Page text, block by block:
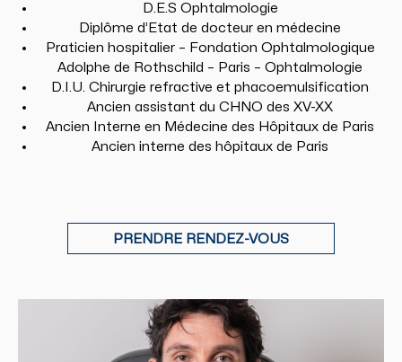
D.E.S Ophtalmologie
Diplôme d’Etat de docteur en médecine
Praticien hospitalier – Fondation Ophtalmologique
Adolphe de Rothschild – Paris – Ophtalmologie
D.I.U. Chirurgie refractive et phacoemulsification
Ancien assistant du CHNO des XV-XX
Ancien Interne en Médecine des Hôpitaux de Paris
Ancien interne des hôpitaux de Paris
PRENDRE RENDEZ-VOUS